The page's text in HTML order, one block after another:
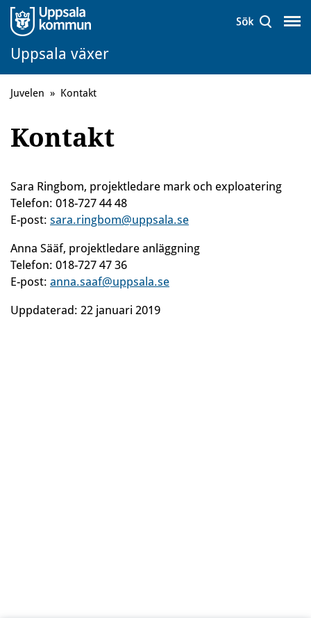
Uppsala växer
Juvelen » Kontakt
Kontakt
Sara Ringbom, projektledare mark och exploatering
Telefon: 018-727 44 48
E-post: sara.ringbom@uppsala.se
Anna Sääf, projektledare anläggning
Telefon: 018-727 47 36
E-post: anna.saaf@uppsala.se
Uppdaterad: 22 januari 2019